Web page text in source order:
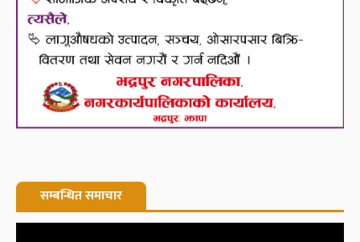
सम्बन्धित समाचार